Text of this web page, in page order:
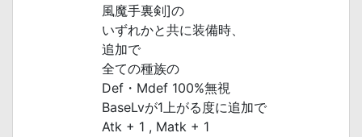
風魔手裏剣]の
いずれかと共に装備時、
追加で
全ての種族の
Def・Mdef 100%無視
BaseLvが1上がる度に追加で
Atk + 1 , Matk + 1